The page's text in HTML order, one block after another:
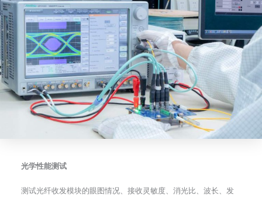
光学性能测试
测试光纤收发模块的眼图情况、接收灵敏度、消光比、波长、发